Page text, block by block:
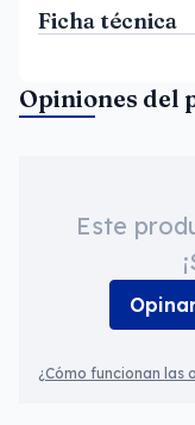
Ficha técnica
Opiniones del
Este
¿Cómo funcionan las